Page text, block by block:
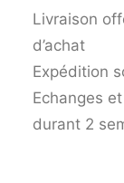
Livraison
d’achat
Expédition
Echanges
durant 2